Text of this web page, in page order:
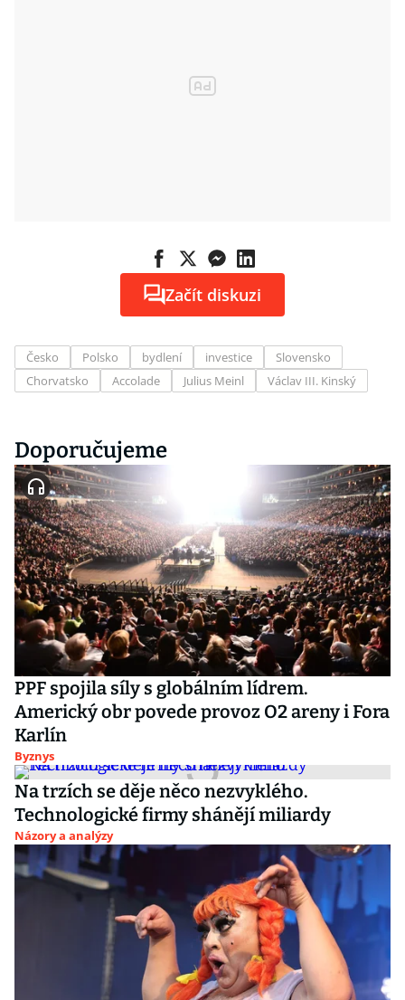
Začít diskuzi
Česko Polsko bydlení investice
Slovensko
Chorvatsko
Accolade Julius Meinl Václav III. Kinský
Doporučujeme
PPF spojila síly s globálním lídrem.
Americký obr povede provoz O2 areny i Fora
Karlín
Byznys
Na trzích se děje něco nezvyklého.
Technologické firmy shánějí miliardy
Názory a analýzy